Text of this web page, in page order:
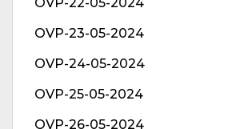
OVP-23-05-2024
OVP-24-05-2024
OVP-25-05-2024
OVP-26-05-2024